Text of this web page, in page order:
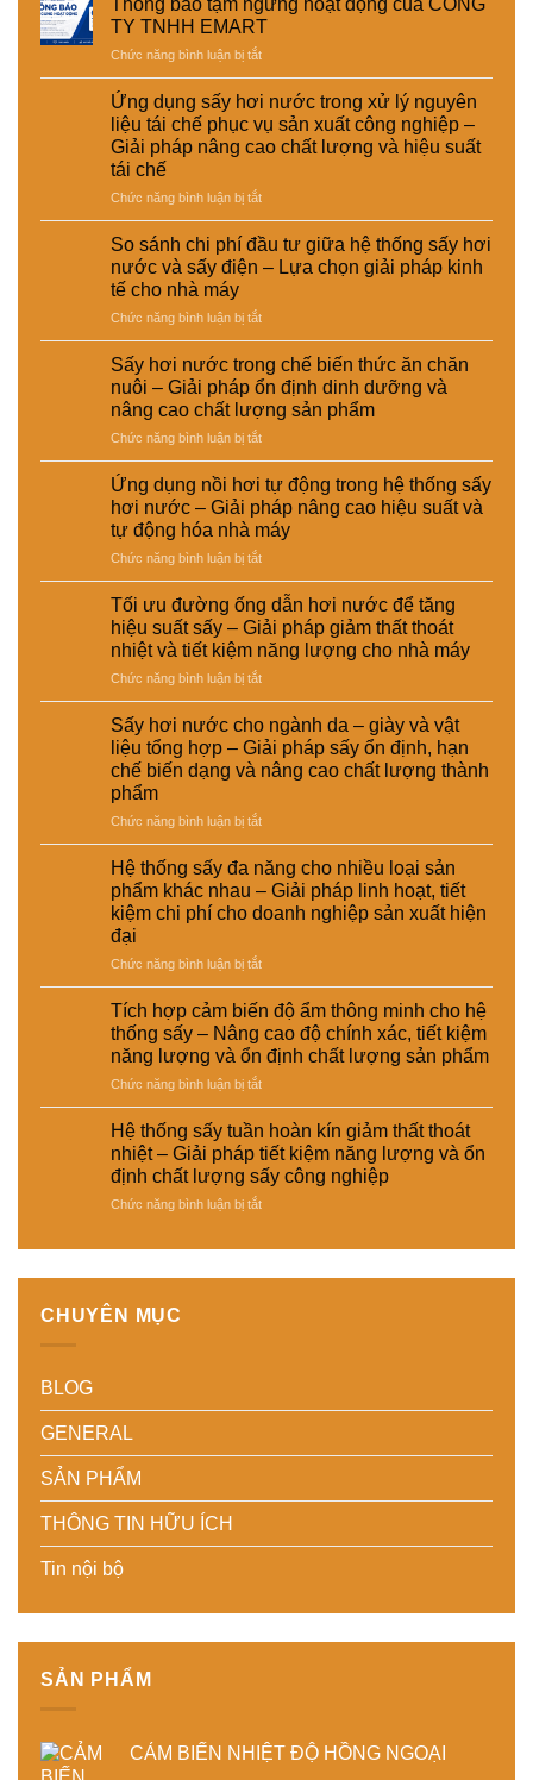
Thông báo tạm ngưng hoạt động của CÔNG
TY TNHH EMART
Chức năng bình luận bị tắtở
Thông
báo
ngưng
hoạt
của
TY
TNHH
EMART
Ứng dụng sấy hơi nước trong xử lý nguyên
liệu tái chế phục vụ sản xuất công nghiệp –
Giải pháp nâng cao chất lượng và hiệu suất
tái chế
Chức năng bình luận bị tắtở
Ứng
dụng
sấy
trong
xử
lý
nguyên
tái
chế
phục
vụ
sản
xuất
công
nghiệp
–
Giải
pháp
nâng
chất
lượng
và
hiệu
suất
So sánh chi phí đầu tư giữa hệ thống sấy hơi
nước và sấy điện – Lựa chọn giải pháp kinh
tế cho nhà máy
Chức năng bình luận bị tắtở
So
sánh
chi
phí
đầu
tư
giữa
hệ
thống
sấy
hơi
nước
và
sấy
điện
Lựa
chọn
giải
pháp
kinh
máy
Sấy hơi nước trong chế biến thức ăn chăn
nuôi – Giải pháp ổn định dinh dưỡng và
nâng cao chất lượng sản phẩm
Chức năng bình luận bị tắtở
Sấy
hơi
nước
trong
chế
biến
thức
ăn
chăn
nuôi
–
Giải
pháp
ổn
định
dinh
dưỡng
nâng
cao
chất
lượng
sản
phẩm
Ứng dụng nồi hơi tự động trong hệ thống sấy
hơi nước – Giải pháp nâng cao hiệu suất và
tự động hóa nhà máy
Chức năng bình luận bị tắtở
Ứng
dụng
nồi
hơi
tự
động
trong
hệ
thống
sấy
hơi
–
Giải
pháp
nâng
cao
hiệu
và
động
nhà
máy
Tối ưu đường ống dẫn hơi nước để tăng
hiệu suất sấy – Giải pháp giảm thất thoát
nhiệt và tiết kiệm năng lượng cho nhà máy
Chức năng bình luận bị tắtở
Tối
ưu
đường
ống
dẫn
nước
tăng
hiệu
suất
sấy
Giải
giảm
thất
thoát
nhiệt
và
kiệm
năng
lượng
cho
nhà
Sấy hơi nước cho ngành da – giày và vật
liệu tổng hợp – Giải pháp sấy ổn định, hạn
chế biến dạng và nâng cao chất lượng thành
phẩm
Chức năng bình luận bị tắtở
Sấy
hơi
nước
cho
ngành
–
liệu
tổng
hợp
–
Giải
pháp
sấy
ổn
định,
thành
Hệ thống sấy đa năng cho nhiều loại sản
phẩm khác nhau – Giải pháp linh hoạt, tiết
kiệm chi phí cho doanh nghiệp sản xuất hiện
đại
Chức năng bình luận bị tắtở
Hệ
thống
đa
năng
cho
nhiều
loại
sản
phẩm
khác
nhau
Giải
cho
Tích hợp cảm biến độ ẩm thông minh cho hệ
thống sấy – Nâng cao độ chính xác, tiết kiệm
năng lượng và ổn định chất lượng sản phẩm
Chức năng bình luận bị tắtở
Tích
hợp
cảm
biến
độ
ẩm
độ
và
Hệ thống sấy tuần hoàn kín giảm thất thoát
nhiệt – Giải pháp tiết kiệm năng lượng và ổn
định chất lượng sấy công nghiệp
Chức năng bình luận bị tắtở
lượng
CHUYÊN MỤC
BLOG
GENERAL
SẢN PHẨM
THÔNG TIN HỮU ÍCH
Tin nội bộ
SẢN PHẨM
CẢM BIẾN NHIỆT ĐỘ HỒNG NGOẠI